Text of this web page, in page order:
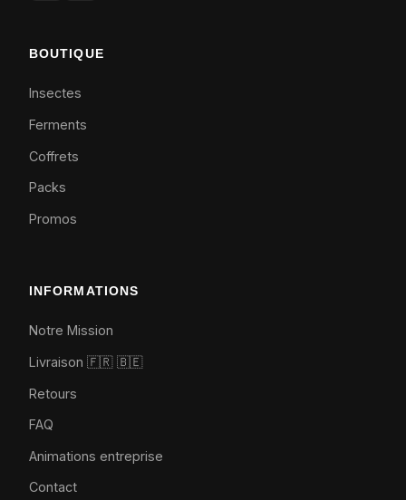
BOUTIQUE
Insectes
Ferments
Coffrets
Packs
Promos
INFORMATIONS
Notre Mission
Livraison 🇫🇷 🇧🇪
Retours
FAQ
Animations entreprise
Contact